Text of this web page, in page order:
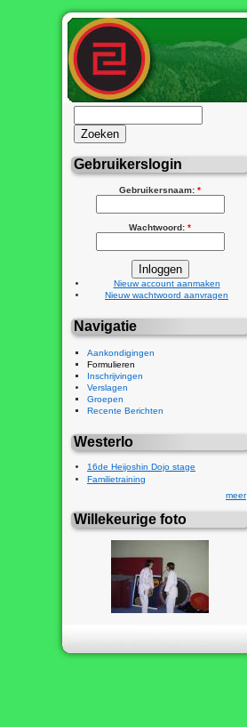
Gebruikerslogin
Gebruikersnaam: *
Wachtwoord: *
Nieuw account aanmaken
Nieuw wachtwoord aanvragen
Navigatie
Aankondigingen
Formulieren
Inschrijvingen
Verslagen
Groepen
Recente Berichten
Westerlo
16de Heijoshin Dojo stage
Familietraining
meer
Willekeurige foto